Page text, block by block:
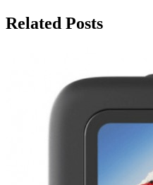
Related Posts